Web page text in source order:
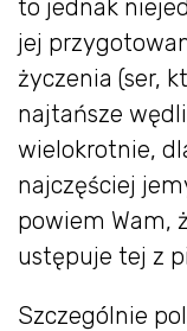
to jednak
jej
życzenia (ser,
najtańsze
wielokrotnie,
najczęściej
powiem Wam,
ustępuje tej z
Szczególnie